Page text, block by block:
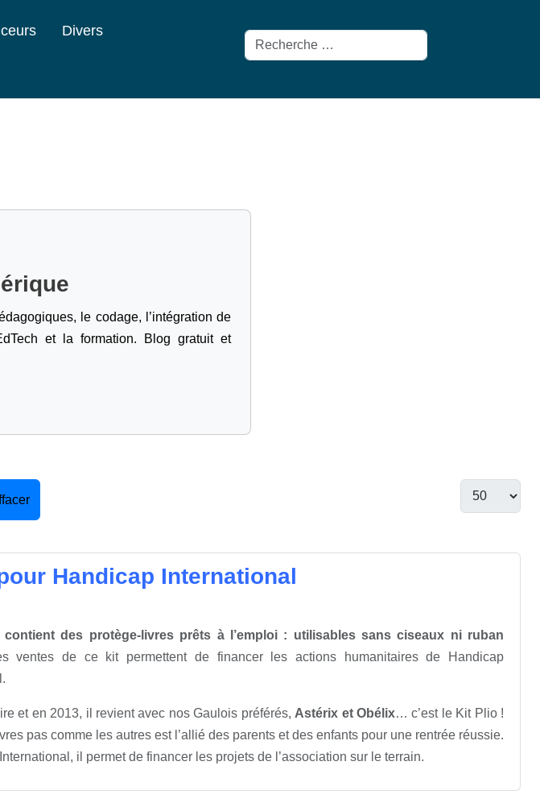
Divers
Rechercher
le codage,
l’intégration de
et la formation. Blog gratuit et
Handicap International
contient des protège-livres prêts à l’emploi : utilisables sans ciseaux ni ruban
ventes de ce kit permettent de financer les actions humanitaires de Handicap
et en 2013, il revient avec nos Gaulois préférés, Astérix et Obélix… c’est le Kit Plio !
pas comme les autres est l’allié des parents et des enfants pour une rentrée réussie.
il permet de financer les projets de l’association sur le terrain.